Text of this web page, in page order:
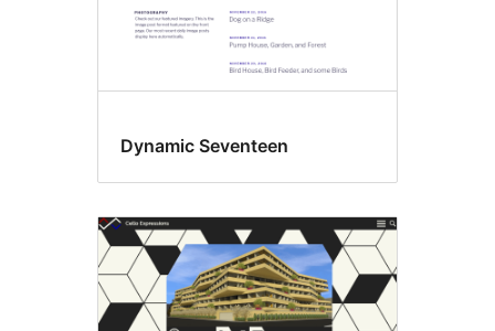
Dynamic Seventeen